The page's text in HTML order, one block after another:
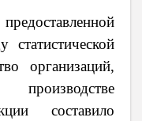
организаций,
производстве
составило